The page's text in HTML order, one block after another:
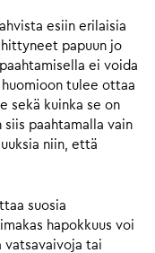
esiin erilaisia
papuun jo
ei voida
tulee ottaa
sekä kuinka se on
siis paahtamalla vain
niin, että
suosia
hapokkuus voi
vatsavaivoja tai